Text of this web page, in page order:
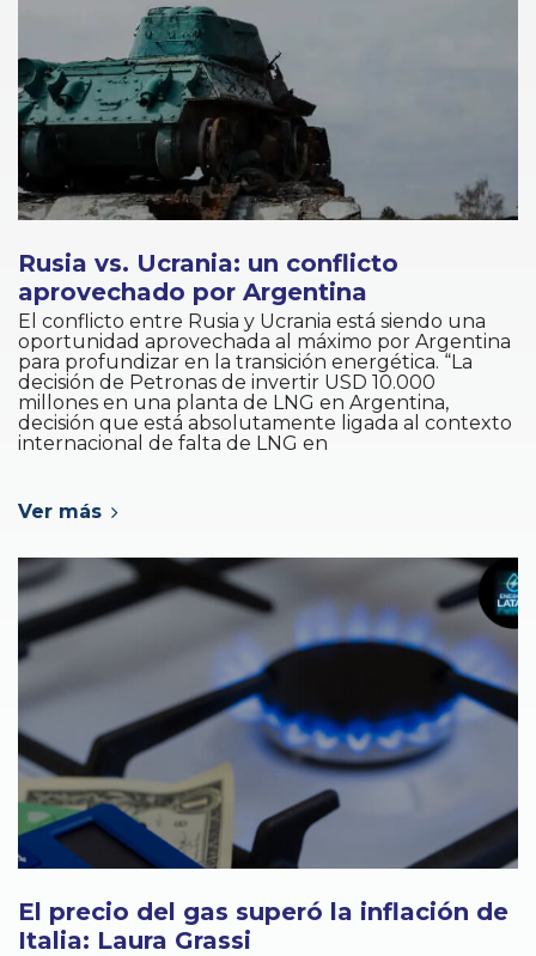
Rusia vs. Ucrania: un conflicto
aprovechado por Argentina
El conflicto entre Rusia y Ucrania está siendo una
oportunidad aprovechada al máximo por Argentina
para profundizar en la transición energética. “La
decisión de Petronas de invertir USD 10.000
millones en una planta de LNG en Argentina,
decisión que está absolutamente ligada al contexto
internacional de falta de LNG en
Ver más
El precio del gas superó la inflación de
Italia: Laura Grassi